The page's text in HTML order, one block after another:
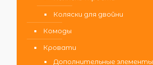
Коляски для двойни
Комоды
Кровати
Дополнительные элементы